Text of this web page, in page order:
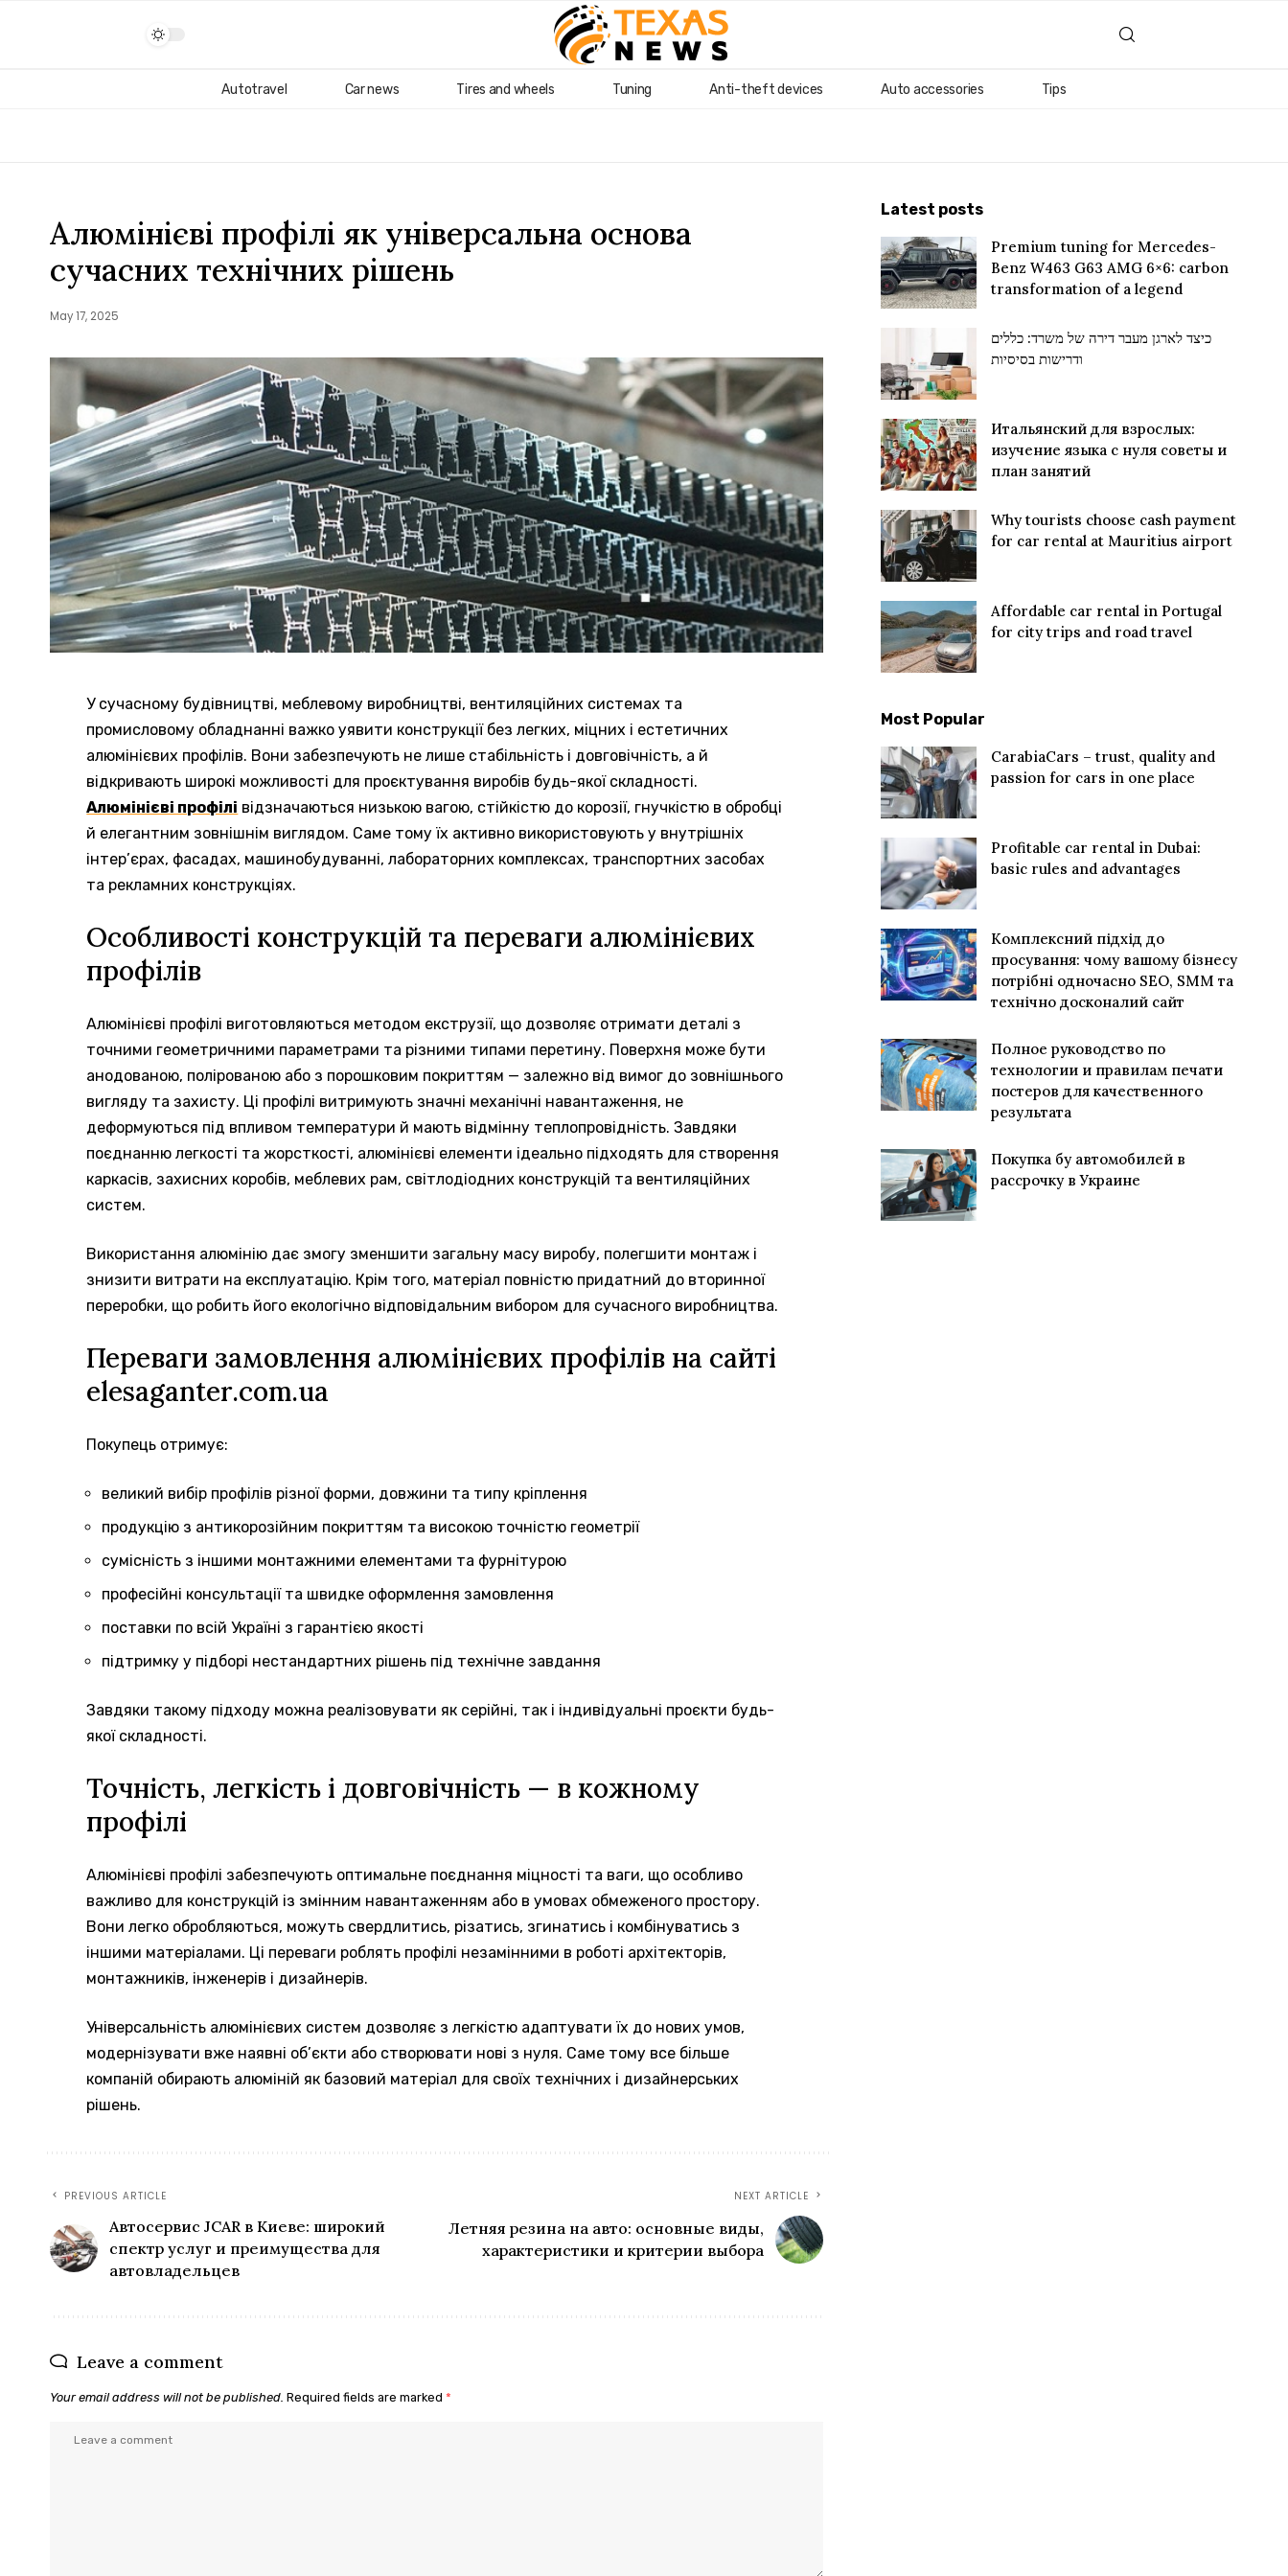
Autotravel Car news Tires and wheels Tuning Anti-theft devices Auto accessories Tips
Алюмінієві профілі як універсальна основа
сучасних технічних рішень
May 17, 2025
У сучасному будівництві, меблевому виробництві, вентиляційних системах та
промисловому обладнанні важко уявити конструкції без легких, міцних і естетичних
алюмінієвих профілів. Вони забезпечують не лише стабільність і довговічність, а й
відкривають широкі можливості для проєктування виробів будь-якої складності.
Алюмінієві профілі відзначаються низькою вагою, стійкістю до корозії, гнучкістю в обробці
й елегантним зовнішнім виглядом. Саме тому їх активно використовують у внутрішніх
інтер’єрах, фасадах, машинобудуванні, лабораторних комплексах, транспортних засобах
та рекламних конструкціях.
Особливості конструкцій та переваги алюмінієвих
профілів
Алюмінієві профілі виготовляються методом екструзії, що дозволяє отримати деталі з
точними геометричними параметрами та різними типами перетину. Поверхня може бути
анодованою, полірованою або з порошковим покриттям — залежно від вимог до зовнішнього
вигляду та захисту. Ці профілі витримують значні механічні навантаження, не
деформуються під впливом температури й мають відмінну теплопровідність. Завдяки
поєднанню легкості та жорсткості, алюмінієві елементи ідеально підходять для створення
каркасів, захисних коробів, меблевих рам, світлодіодних конструкцій та вентиляційних
систем.
Використання алюмінію дає змогу зменшити загальну масу виробу, полегшити монтаж і
знизити витрати на експлуатацію. Крім того, матеріал повністю придатний до вторинної
переробки, що робить його екологічно відповідальним вибором для сучасного виробництва.
Переваги замовлення алюмінієвих профілів на сайті
elesaganter.com.ua
Покупець отримує:
великий вибір профілів різної форми, довжини та типу кріплення
продукцію з антикорозійним покриттям та високою точністю геометрії
сумісність з іншими монтажними елементами та фурнітурою
професійні консультації та швидке оформлення замовлення
поставки по всій Україні з гарантією якості
підтримку у підборі нестандартних рішень під технічне завдання
Завдяки такому підходу можна реалізовувати як серійні, так і індивідуальні проєкти будь-
якої складності.
Точність, легкість і довговічність — в кожному
профілі
Алюмінієві профілі забезпечують оптимальне поєднання міцності та ваги, що особливо
важливо для конструкцій із змінним навантаженням або в умовах обмеженого простору.
Вони легко обробляються, можуть свердлитись, різатись, згинатись і комбінуватись з
іншими матеріалами. Ці переваги роблять профілі незамінними в роботі архітекторів,
монтажників, інженерів і дизайнерів.
Універсальність алюмінієвих систем дозволяє з легкістю адаптувати їх до нових умов,
модернізувати вже наявні об’єкти або створювати нові з нуля. Саме тому все більше
компаній обирають алюміній як базовий матеріал для своїх технічних і дизайнерських
рішень.
PREVIOUS ARTICLE
Автосервис JCAR в Киеве: широкий
спектр услуг и преимущества для
автовладельцев
NEXT ARTICLE
Летняя резина на авто: основные виды,
характеристики и критерии выбора
Leave a comment
Your email address will not be published. Required fields are marked *
Latest posts
Premium tuning for Mercedes-
Benz W463 G63 AMG 6×6: carbon
transformation of a legend
כיצד לארגן מעבר דירה של משרד: כללים
ודרישות בסיסיות
Итальянский для взрослых:
изучение языка с нуля советы и
план занятий
Why tourists choose cash payment
for car rental at Mauritius airport
Affordable car rental in Portugal
for city trips and road travel
Most Popular
CarabiaCars – trust, quality and
passion for cars in one place
Profitable car rental in Dubai:
basic rules and advantages
Комплексний підхід до
просування: чому вашому бізнесу
потрібні одночасно SEO, SMM та
технічно досконалий сайт
Полное руководство по
технологии и правилам печати
постеров для качественного
результата
Покупка бу автомобилей в
рассрочку в Украине